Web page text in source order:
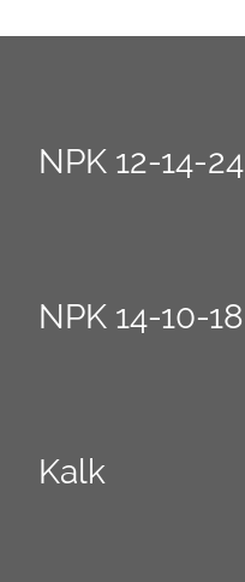
NPK 12-14-24
NPK 14-10-18
Kalk